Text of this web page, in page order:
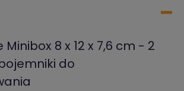
8 x 12 x 7,6 cm - 2
do